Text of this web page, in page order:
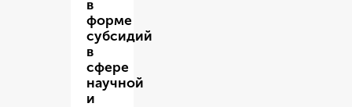
в
форме
субсидий
в
сфере
научной
и